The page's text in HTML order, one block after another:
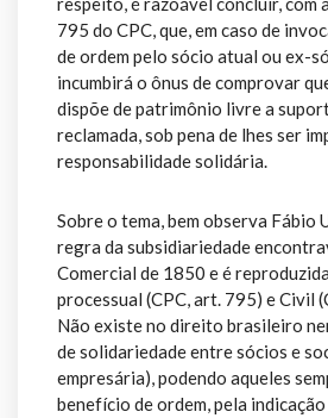
795 do CPC, que, em caso de
de ordem pelo sócio atual ou ex-
incumbirá o ônus de comprovar
dispõe de patrimônio livre a
reclamada, sob pena de lhes ser
responsabilidade solidária.
Sobre o tema, bem observa Fábio
regra da subsidiariedade
Comercial de 1850 e é
processual (CPC, art. 795) e Civil
Não existe no direito brasileiro
de solidariedade entre sócios e
empresária), podendo aqueles
benefício de ordem, pela